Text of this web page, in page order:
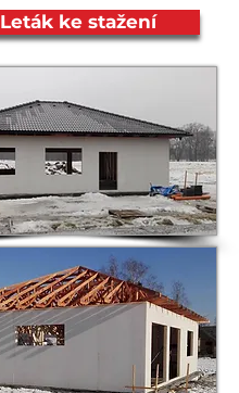
Leták ke stažení